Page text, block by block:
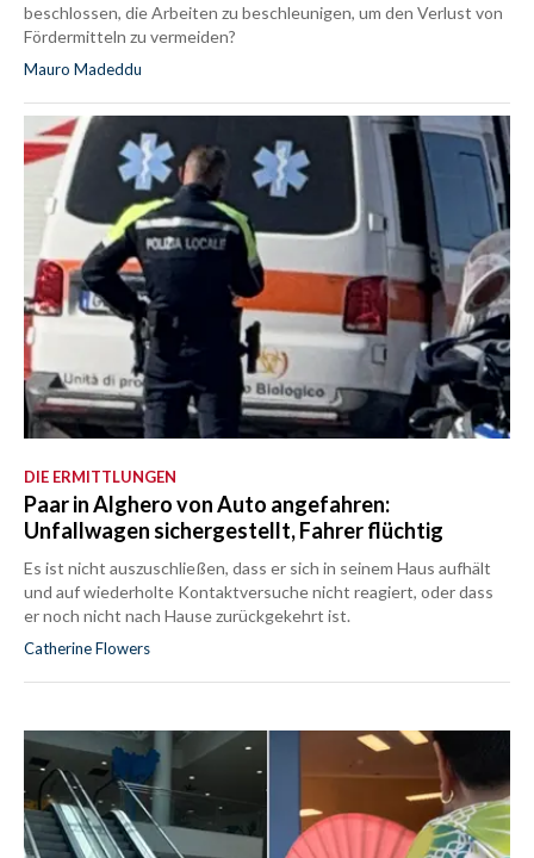
beschlossen, die Arbeiten zu beschleunigen, um den Verlust von
Fördermitteln zu vermeiden?
Mauro Madeddu
DIE ERMITTLUNGEN
Paar in Alghero von Auto angefahren:
Unfallwagen sichergestellt, Fahrer flüchtig
Es ist nicht auszuschließen, dass er sich in seinem Haus aufhält
und auf wiederholte Kontaktversuche nicht reagiert, oder dass
er noch nicht nach Hause zurückgekehrt ist.
Catherine Flowers